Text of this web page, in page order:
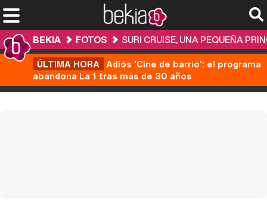
BEKIA FOTOS
SURI CRUISE, UNA PEQUEÑA
ÚLTIMA HORA Adiós 'Cine de barrio': el programa
abandona La 1 tras más de 30 años